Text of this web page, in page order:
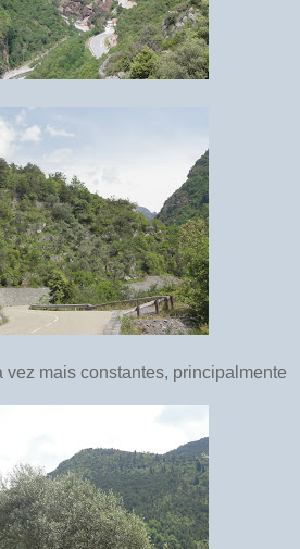
mais constantes, principalmente